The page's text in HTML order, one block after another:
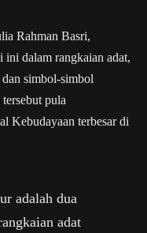
Rahman Basri,
ini dalam rangkaian adat,
simbol-simbol
pula
Kebudayaan terbesar di
adalah dua
adat